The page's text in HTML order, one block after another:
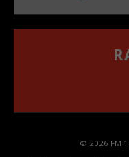
© 2026 FM